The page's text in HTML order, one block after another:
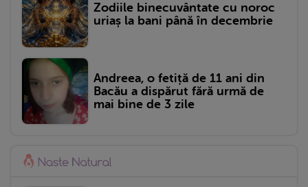
Zodiile binecuvântate cu noroc
uriaș la bani până în decembrie
Andreea, o fetiță de 11 ani din
Bacău a dispărut fără urmă de
mai bine de 3 zile